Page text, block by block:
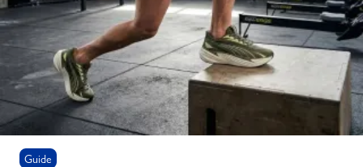
Uomo Bambino
Guide